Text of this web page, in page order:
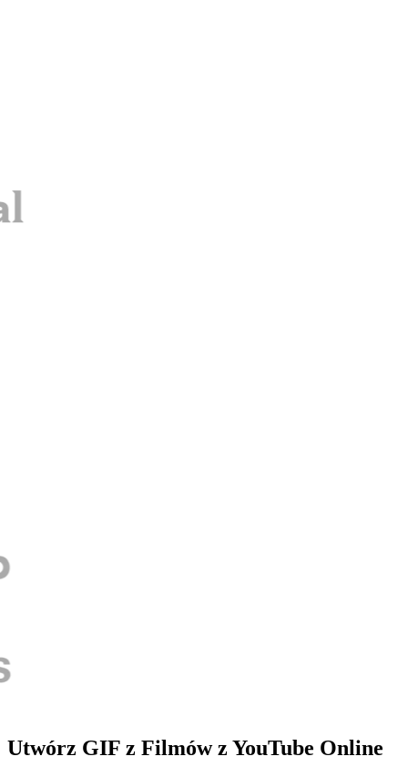
Utwórz GIF z Filmów z YouTube Online